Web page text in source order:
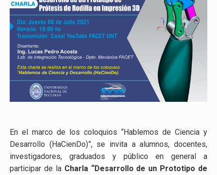
En el marco de los coloquios “Hablemos de Ciencia y
Desarrollo (HaCienDo)”, se invita a alumnos, docentes,
investigadores, graduados y público en general a
participar de la Charla “Desarrollo de un Prototipo de